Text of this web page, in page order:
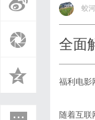
›
蛟
全面
福利电影
随着互联